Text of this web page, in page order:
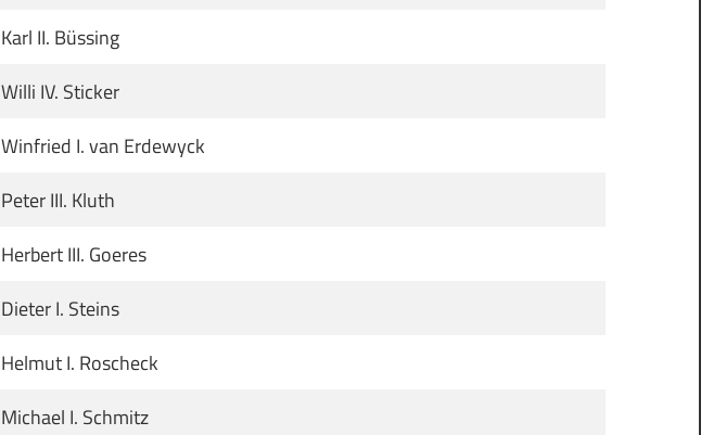
Karl II. Büssing
Willi IV. Sticker
Winfried I. van Erdewyck
Peter III. Kluth
Herbert III. Goeres
Dieter I. Steins
Helmut I. Roscheck
Michael I. Schmitz